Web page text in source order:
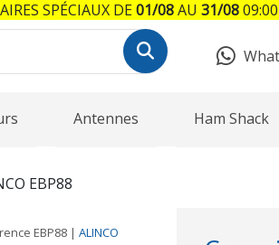
Antennes Ham Shack
EBP88
EBP88 | ALINCO
SPÉCIAUX DE01/08AU 31/08